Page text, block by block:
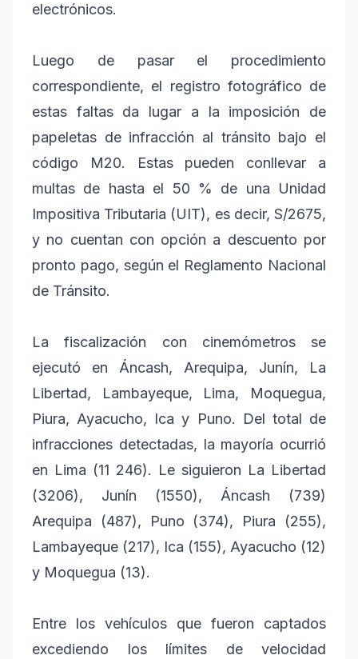
electrónicos.
Luego de pasar el procedimiento
correspondiente, el registro fotográfico de
estas faltas da lugar a la imposición de
papeletas de infracción al tránsito bajo el
código M20. Estas pueden conllevar a
multas de hasta el 50 % de una Unidad
Impositiva Tributaria (UIT), es decir, S/2675,
y no cuentan con opción a descuento por
pronto pago, según el Reglamento Nacional
de Tránsito.
La fiscalización con cinemómetros se
ejecutó en Áncash, Arequipa, Junín, La
Libertad, Lambayeque, Lima, Moquegua,
Piura, Ayacucho, Ica y Puno. Del total de
infracciones detectadas, la mayoría ocurrió
en Lima (11 246). Le siguieron La Libertad
(3206), Junín (1550), Áncash (739)
Arequipa (487), Puno (374), Piura (255),
Lambayeque (217), Ica (155), Ayacucho (12)
y Moquegua (13).
Entre los vehículos que fueron captados
excediendo los límites de velocidad